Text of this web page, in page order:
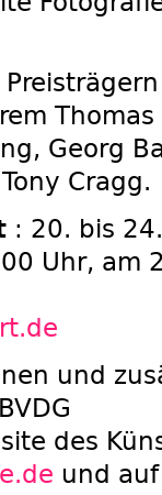
Thomas
Georg
Cragg.
: 20. bis
Uhr, am
und
des
und